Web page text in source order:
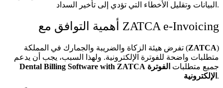
البيانات وتقليل الأخطاء التي تؤدي إلى تأخير السداد.
أهمية التوافق مع ZATCA e-Invoicing
تفرض هيئة الزكاة والضريبة والجمارك في المملكة (ZATCA)
متطلبات واضحة للفوترة الإلكترونية. ولهذا السبب، يجب أن يدعم
Dental Billing Software with ZATCA
جميع متطلبات الفوترة
الإلكترونية .